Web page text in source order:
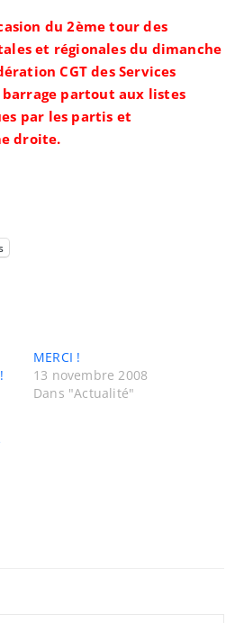
du 2ème tour des
et régionales du dimanche
CGT des Services
partout aux listes
par les partis et
droite.
MERCI !
13 novembre 2008
Dans "Actualité"